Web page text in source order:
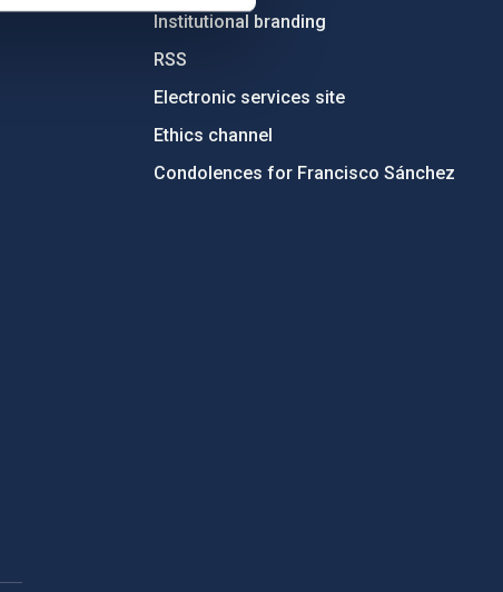
Institutional branding
RSS
Electronic services site
Ethics channel
Condolences for Francisco Sánchez